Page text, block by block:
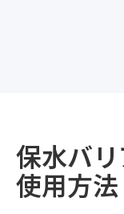
保水バ
使用方法